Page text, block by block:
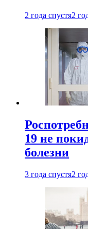
2 года спустя2
19 не
болезни
3 года спустя2